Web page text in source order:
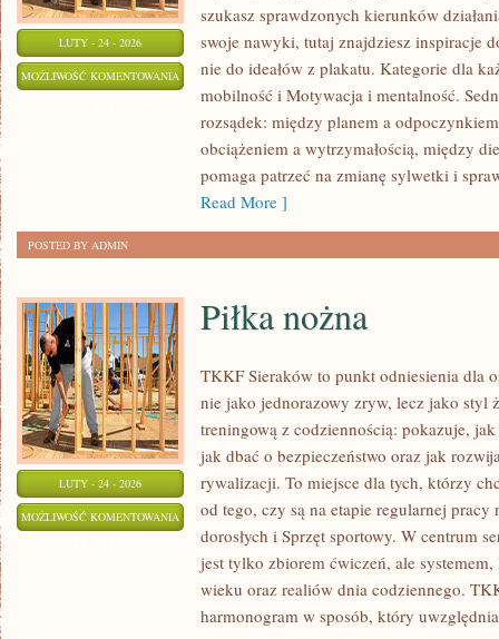
LUTY - 24 - 2026
MOŻLIWOŚĆ KOMENTOWANIA YOGA
PILATES
szukasz sprawdzonych kierunków
swoje nawyki, tutaj znajdziesz inspiracje
nie do ideałów z plakatu. Kategorie dla
mobilność i Motywacja i mentalność.
rozsądek: między planem a
obciążeniem a wytrzymałością, między
pomaga patrzeć na zmianę sylwetki i
Read More ]
POSTED BY ADMIN
LUTY - 24 - 2026
MOŻLIWOŚĆ KOMENTOWANIA PIŁKA
NOŻNA
Piłka nożna
TKKF Sieraków to punkt odniesienia dla
nie jako jednorazowy zryw, lecz jako styl
treningową z codziennością: pokazuje,
jak dbać o bezpieczeństwo oraz jak
rywalizacji. To miejsce dla tych, którzy
od tego, czy są na etapie regularnej pracy
dorosłych i Sprzęt sportowy. W centrum
jest tylko zbiorem ćwiczeń, ale
wieku oraz realiów dnia codziennego.
harmonogram w sposób, który uwzględnia